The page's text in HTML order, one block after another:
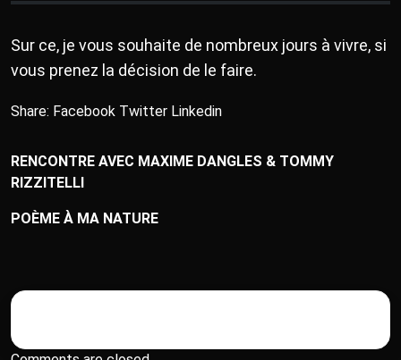
Sur ce, je vous souhaite de nombreux jours à vivre, si
vous prenez la décision de le faire.
Share: Facebook Twitter Linkedin
RENCONTRE AVEC MAXIME DANGLES & TOMMY
RIZZITELLI
POÈME À MA NATURE